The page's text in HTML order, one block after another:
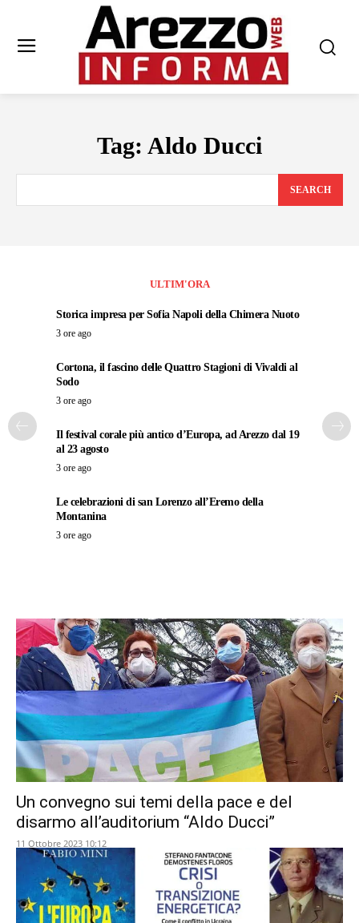
Tag: Aldo Ducci
SEARCH
ULTIM'ORA
Storica impresa per Sofia Napoli della Chimera Nuoto
3 ore ago
Cortona, il fascino delle Quattro Stagioni di Vivaldi al
Sodo
3 ore ago
Il festival corale più antico d’Europa, ad Arezzo dal 19
al 23 agosto
3 ore ago
Le celebrazioni di san Lorenzo all’Eremo della
Montanina
3 ore ago
Un convegno sui temi della pace e del
disarmo all’auditorium “Aldo Ducci”
11 Ottobre 2023 10:12